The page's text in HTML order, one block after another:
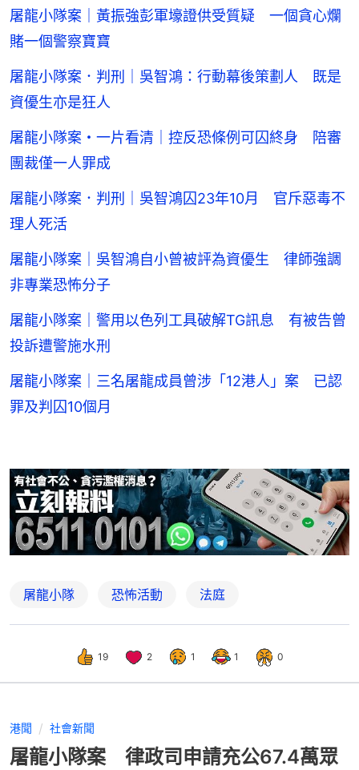
屠龍小隊案｜黃振強彭軍壕證供受質疑 一個貪心爛
賭一個警察寶寶
屠龍小隊案．判刑｜吳智鴻：行動幕後策劃人 既是
資優生亦是狂人
屠龍小隊案・一片看清｜控反恐條例可囚終身 陪審
團裁僅一人罪成
屠龍小隊案．判刑｜吳智鴻囚23年10月 官斥惡毒不
理人死活
屠龍小隊案｜吳智鴻自小曾被評為資優生 律師強調
非專業恐怖分子
屠龍小隊案｜警用以色列工具破解TG訊息 有被告曾
投訴遭警施水刑
屠龍小隊案｜三名屠龍成員曾涉「12港人」案 已認
罪及判囚10個月
屠龍小隊 恐怖活動 法庭
19 2 1 1 0
港聞 社會新聞
屠龍小隊案 律政司申請充公67.4萬眾